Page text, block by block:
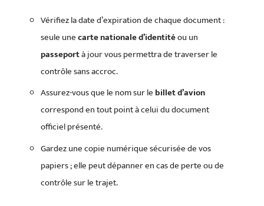
Vérifiez la date d’expiration de chaque document :
seule unecarte nationale d’identitéou un
passeportà jour vous permettra de traverser le
contrôle sans accroc.
Assurez-vous que le nom sur le billet d’avion
correspond en tout point à celui du document
officiel présenté.
Gardez une copie numérique sécurisée de vos
papiers ; elle peut dépanner en cas de perte ou de
contrôle sur le trajet.